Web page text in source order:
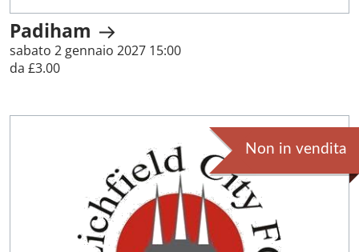
Padiham
sabato 2 gennaio 2027 15:00
da £3.00
Non in vendita